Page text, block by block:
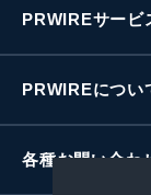
PRWIREサービ
PRWIREについ
各種お問い合わ